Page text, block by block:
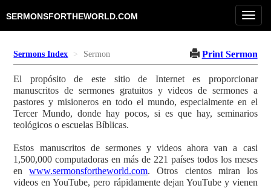
SERMONSFORTHEWORLD.COM
Sermons Index Sermon Print Sermon
El propósito de este sitio de Internet es proporcionar
manuscritos de sermones gratuitos y videos de sermones a
pastores y misioneros en todo el mundo, especialmente en el
Tercer Mundo, donde hay pocos, si es que hay, seminarios
teológicos o escuelas Bíblicas.
Estos manuscritos de sermones y videos ahora van a casi
1,500,000 computadoras en más de 221 países todos los meses
enwww.sermonsfortheworld.com. Otros cientos miran los
videos en YouTube, pero rápidamente dejan YouTube y vienen